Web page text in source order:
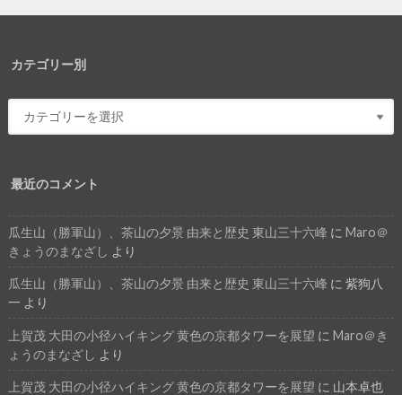
カテゴリー別
最近のコメント
瓜生山（勝軍山）、茶山の夕景 由来と歴史 東山三十六峰 に Maro＠
きょうのまなざし より
瓜生山（勝軍山）、茶山の夕景 由来と歴史 東山三十六峰 に 紫狗八
一 より
上賀茂 大田の小径ハイキング 黄色の京都タワーを展望 に Maro＠き
ょうのまなざし より
上賀茂 大田の小径ハイキング 黄色の京都タワーを展望 に 山本卓也